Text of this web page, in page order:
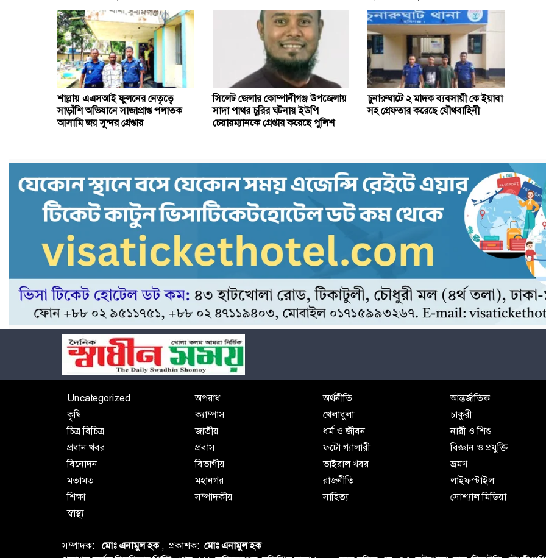
শাল্লায় এএসআই ফুলনের নেতৃত্বে
সাড়াঁশি অভিযানে সাজাপ্রাপ্ত পলাতক
আসামি জয় সুন্দর গ্রেপ্তার
সিলেট জেলার কোম্পানীগঞ্জ উপজেলায়
সাদা পাথর চুরির ঘটনায় ইউপি
চেয়ারম্যানকে গ্রেপ্তার করেছে পুলিশ
চুনারুঘাটে ২ মাদক ব্যবসায়ী কে ইয়াবা
সহ গ্রেফতার করেছে যৌথবাহিনী
Uncategorized অপরাধ অর্থনীতি
আন্তর্জাতিক
কৃষি
ক্যাম্পাস খেলাধুলা
চাকুরী
চিত্র বিচিত্র
জাতীয় ধর্ম ও জীবন
নারী ও শিশু
প্রধান খবর
প্রবাস ফটো গ্যালারী
বিজ্ঞান ও প্রযুক্তি
বিনোদন
বিভাগীয় ভাইরাল খবর
ভ্রমণ
মতামত
মহানগর রাজনীতি
লাইফস্টাইল
শিক্ষা
সম্পাদকীয় সাহিত্য
সোশ্যাল মিডিয়া
স্বাস্থ্য
সম্পাদক: মোঃ এনামুল হক, প্রকাশক: মোঃ এনামুল হক